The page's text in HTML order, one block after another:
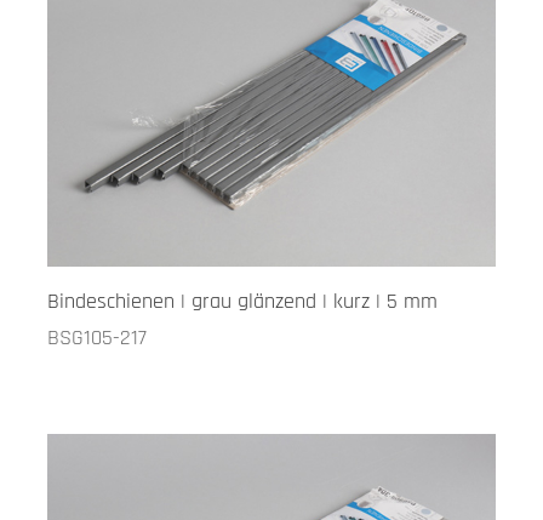
Bindeschienen | grau glänzend | kurz | 5 mm
BSG105-217